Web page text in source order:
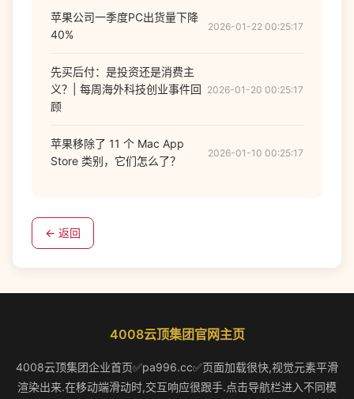
苹果公司一季度PC出货量下降
40%
2026-01-22 00:25:17
先买后付：是投资还是消费主
义？| 每周海外科技创业事件回
顾
2026-01-20 00:25:17
苹果移除了 11 个 Mac App
Store 类别，它们怎么了？
2026-01-10 00:25:17
← 返回
4008云顶集团官网主页
4008云顶集团企业首页✅pa996.cc✅页面加载很快,视觉元素平滑
渲染出来.在移动端滑动时,交互响应很跟手.点击导航栏进入不同模